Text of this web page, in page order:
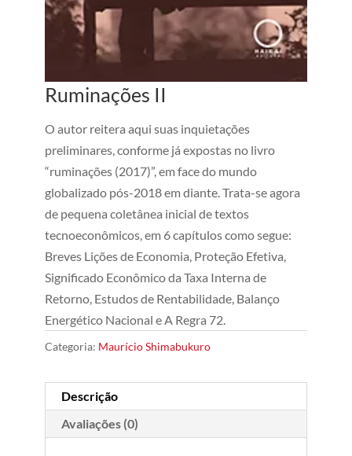
Ruminações II
O autor reitera aqui suas inquietações
preliminares, conforme já expostas no livro
“ruminações (2017)”, em face do mundo
globalizado pós-2018 em diante. Trata-se agora
de pequena coletânea inicial de textos
tecnoeconômicos, em 6 capítulos como segue:
Breves Lições de Economia, Proteção Efetiva,
Significado Econômico da Taxa Interna de
Retorno, Estudos de Rentabilidade, Balanço
Energético Nacional e A Regra 72.
Categoria: Maurício Shimabukuro
Descrição
Avaliações (0)